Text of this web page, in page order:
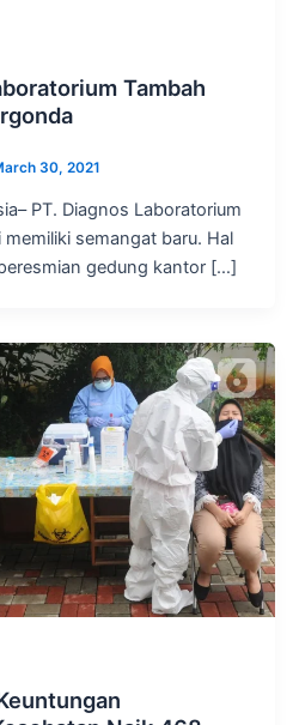
Tambah
30, 2021
PT. Diagnos Laboratorium
semangat baru. Hal
gedung kantor […]